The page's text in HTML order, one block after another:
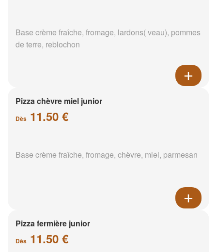
Base crème fraîche, fromage, lardons( veau), pommes
de terre, reblochon
Pizza chèvre miel junior
Dès 11.50 €
Base crème fraîche, fromage, chèvre, miel, parmesan
Pizza fermière junior
Dès 11.50 €